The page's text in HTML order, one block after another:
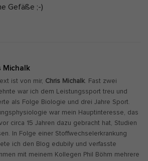
Gefäße ;-)
Michalk
ist von mir, Chris Michalk. Fast zwei
war ich dem Leistungssport treu und
als Folge Biologie und drei Jahre Sport.
war mein Hauptinteresse, das
circa 15 Jahren dazu gebracht hat, Studien
In Folge einer Stoffwechselerkrankung
ich den Blog edubily und verfasste
mit meinem Kollegen Phil Böhm mehrere